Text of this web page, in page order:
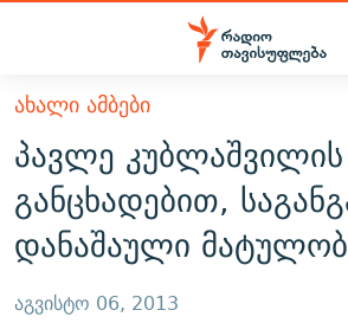
Accessibility
მთავარ
შინაარსზე
დაბრუნება
მთავარ
ნავიგაციაზე
დაბრუნება
ძიებაზე
ᲐᲮᲐᲚᲘ ᲐᲛᲑᲔᲑᲘ
ᲗᲔᲛᲔᲑᲘ
ᲞᲝᲚᲘᲢᲘᲙᲐ
ᲔᲙᲝᲜᲝᲛᲘᲙᲐ
ᲡᲐᲖᲝᲒᲐᲓᲝᲔᲑᲐ
ᲕᲘᲓᲔᲝ
ᲑᲚᲝᲒᲔᲑᲘ
ᲞᲝᲓᲙᲐᲡᲢᲔᲑᲘ
ᲐᲮᲐᲚᲘ ᲐᲛᲑᲔᲑᲘ
პავლე კუბლაშვილის
განცხადებით,
დანაშაული
აგვისტო 06, 2013